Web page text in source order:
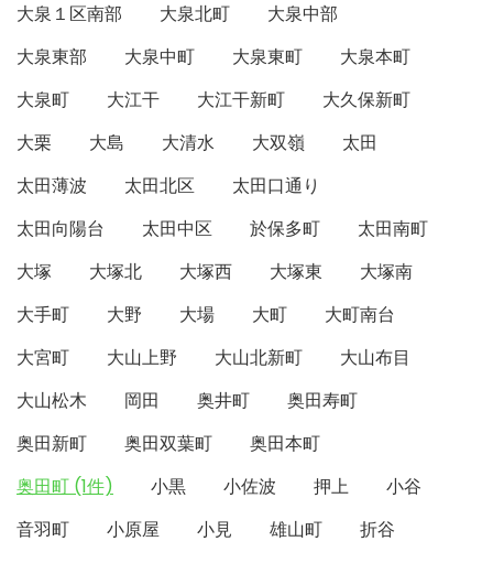
大泉１区南部
大泉北町
大泉中部
大泉東部
大泉中町 大泉東町
大泉本町
大泉町
大江干 大江干新町
大久保新町
大栗
大島 大清水 大双嶺
太田
太田薄波
太田北区
太田口通り
太田向陽台
太田中区 於保多町
太田南町
大塚
大塚北 大塚西 大塚東
大塚南
大手町
大野 大場 大町
大町南台
大宮町
大山上野 大山北新町
大山布目
大山松木
岡田 奥井町
奥田寿町
奥田新町
奥田双葉町
奥田本町
奥田町 (1件)
小黒 小佐波 押上
小谷
音羽町
小原屋 小見 雄山町
折谷